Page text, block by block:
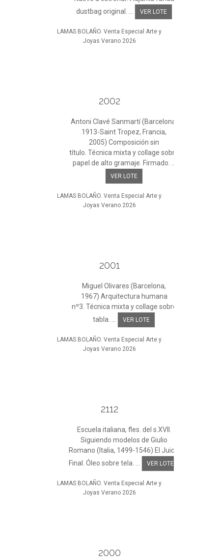
dustbag original. ...
VER LOTE
LAMAS BOLAÑO. Venta Especial Arte y
Joyas Verano 2026
2002
Antoni Clavé Sanmartí (Barcelona,
1913-Saint Tropez, Francia,
2005) Composición sin
título. Técnica mixta y collage sobre
papel de alto gramaje. Firmado. ...
VER LOTE
LAMAS BOLAÑO. Venta Especial Arte y
Joyas Verano 2026
2001
Miguel Olivares (Barcelona,
1967) Arquitectura humana
nº3. Técnica mixta y collage sobre
tabla. ...
VER LOTE
LAMAS BOLAÑO. Venta Especial Arte y
Joyas Verano 2026
2112
Escuela italiana, fles. del s.XVII.
Siguiendo modelos de Giulio
Romano (Italia, 1499-1546) El Juicio
Final. Óleo sobre tela. ...
VER LOTE
LAMAS BOLAÑO. Venta Especial Arte y
Joyas Verano 2026
2000